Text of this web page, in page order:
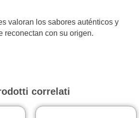
valoran los sabores auténticos y
reconectan con su origen.
correlati